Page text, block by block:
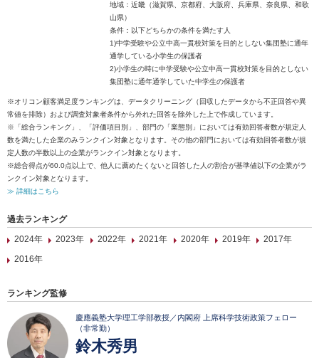
地域：近畿（滋賀県、京都府、大阪府、兵庫県、奈良県、和歌
山県）
条件：以下どちらかの条件を満たす人
1)中学受験や公立中高一貫校対策を目的としない集団塾に通年
通学している小学生の保護者
2)小学生の時に中学受験や公立中高一貫校対策を目的としない
集団塾に通年通学していた中学生の保護者
※オリコン顧客満足度ランキングは、データクリーニング（回収したデータから不正回答や異
常値を排除）および調査対象者条件から外れた回答を除外した上で作成しています。
※「総合ランキング」、「評価項目別」、部門の「業態別」においては有効回答者数が規定人
数を満たした企業のみランクイン対象となります。その他の部門においては有効回答者数が規
定人数の半数以上の企業がランクイン対象となります。
※総合得点が60.0点以上で、他人に薦めたくないと回答した人の割合が基準値以下の企業がラ
ンクイン対象となります。
≫ 詳細はこちら
過去ランキング
2024年
2023年 2022年 2021年 2020年 2019年
2017年
2016年
ランキング監修
慶應義塾大学理工学部教授／内閣府 上席科学技術政策フェロー
（非常勤）
鈴木秀男